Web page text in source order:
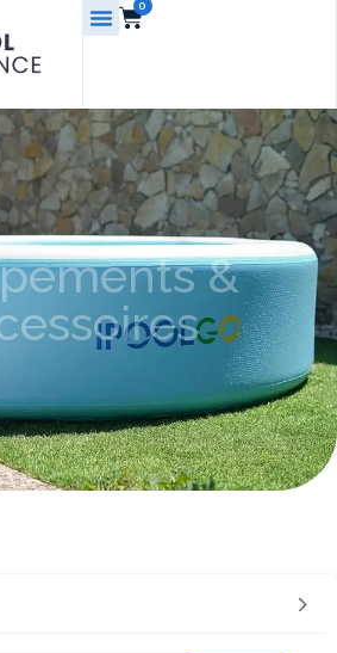
0
&